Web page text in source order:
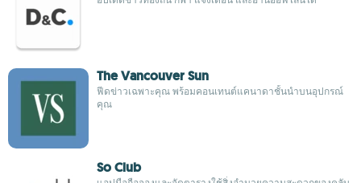
The Vancouver Sun
ฟีดข่าวเฉพาะคุณ พร้อมคอนเทนต์แคนาดาชั้นนำบนอุปกรณ์
คุณ
So Club